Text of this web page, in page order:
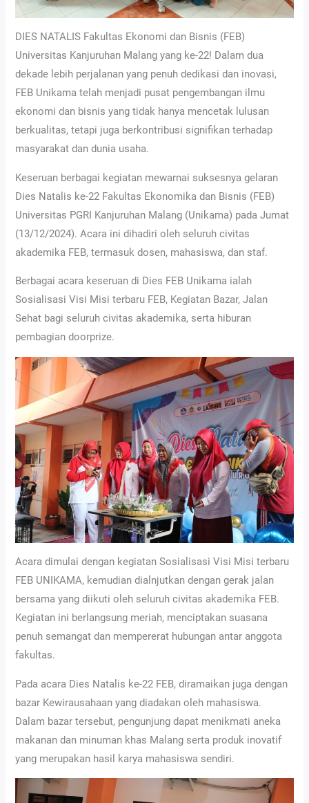
DIES NATALIS Fakultas Ekonomi dan Bisnis (FEB)
Universitas Kanjuruhan Malang yang ke-22! Dalam dua
dekade lebih perjalanan yang penuh dedikasi dan inovasi,
FEB Unikama telah menjadi pusat pengembangan ilmu
ekonomi dan bisnis yang tidak hanya mencetak lulusan
berkualitas, tetapi juga berkontribusi signifikan terhadap
masyarakat dan dunia usaha.
Keseruan berbagai kegiatan mewarnai suksesnya gelaran
Dies Natalis ke-22 Fakultas Ekonomika dan Bisnis (FEB)
Universitas PGRI Kanjuruhan Malang (Unikama) pada Jumat
(13/12/2024). Acara ini dihadiri oleh seluruh civitas
akademika FEB, termasuk dosen, mahasiswa, dan staf.
Berbagai acara keseruan di Dies FEB Unikama ialah
Sosialisasi Visi Misi terbaru FEB, Kegiatan Bazar, Jalan
Sehat bagi seluruh civitas akademika, serta hiburan
pembagian doorprize.
Acara dimulai dengan kegiatan Sosialisasi Visi Misi terbaru
FEB UNIKAMA, kemudian dialnjutkan dengan gerak jalan
bersama yang diikuti oleh seluruh civitas akademika FEB.
Kegiatan ini berlangsung meriah, menciptakan suasana
penuh semangat dan mempererat hubungan antar anggota
fakultas.
Pada acara Dies Natalis ke-22 FEB, diramaikan juga dengan
bazar Kewirausahaan yang diadakan oleh mahasiswa.
Dalam bazar tersebut, pengunjung dapat menikmati aneka
makanan dan minuman khas Malang serta produk inovatif
yang merupakan hasil karya mahasiswa sendiri.